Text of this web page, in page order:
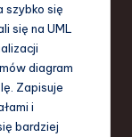
szybko się
się na UML
diagram
Zapisuje
i
bardziej